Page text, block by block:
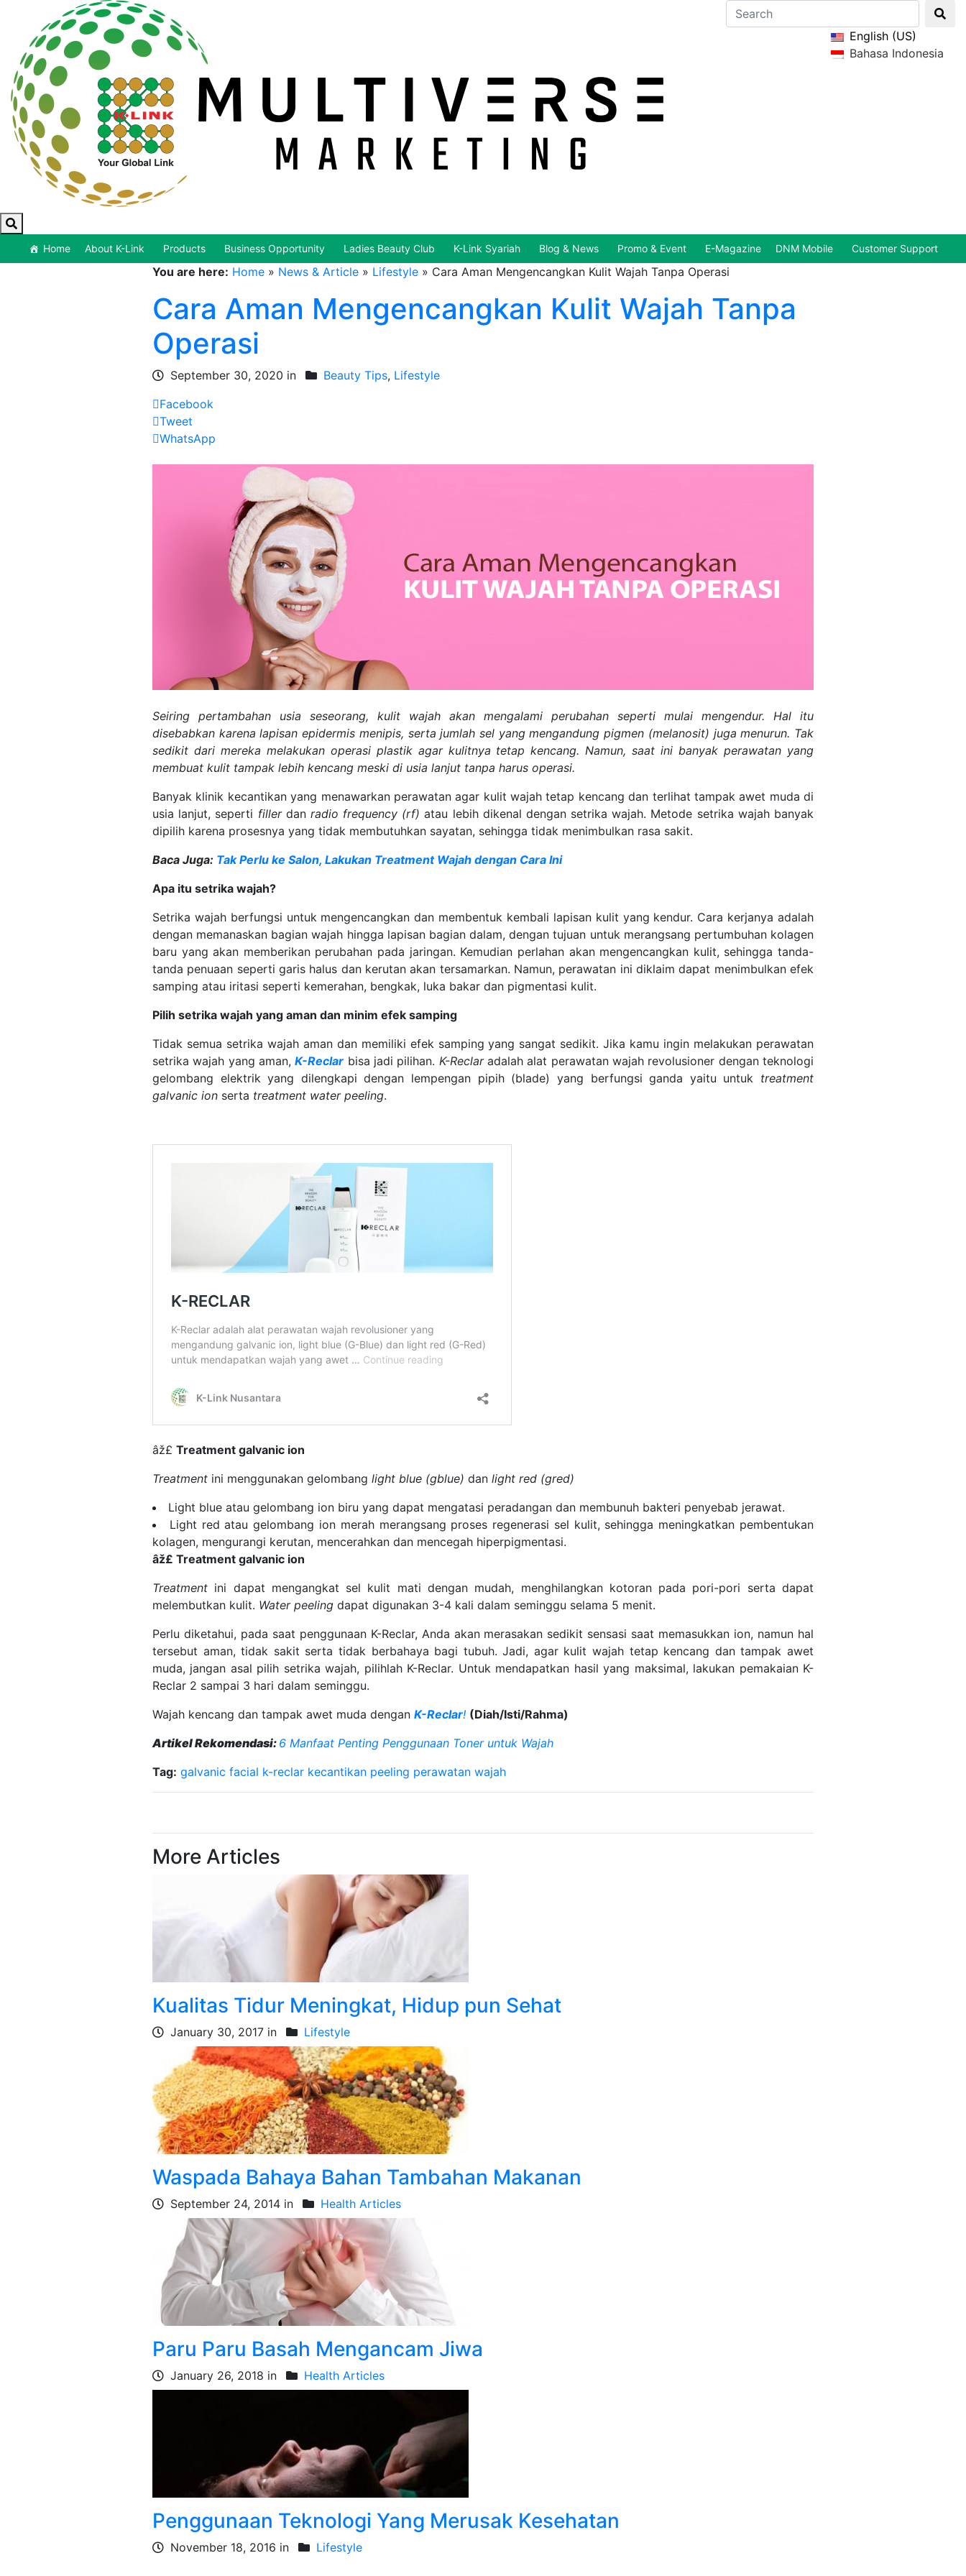
English (US)
Bahasa Indonesia
Home About K-Link Products Business Opportunity Ladies Beauty Club K-Link Syariah Blog & News Promo & Event E-Magazine DNM Mobile Customer Support
You are here: Home » News & Article » Lifestyle » Cara Aman Mengencangkan Kulit Wajah Tanpa Operasi
Cara Aman Mengencangkan Kulit Wajah Tanpa
Operasi
September 30, 2020 in Beauty Tips, Lifestyle
Facebook
Tweet
WhatsApp
Seiring pertambahan usia seseorang, kulit wajah akan mengalami perubahan seperti mulai mengendur. Hal itu
disebabkan karena lapisan epidermis menipis, serta jumlah sel yang mengandung pigmen (melanosit) juga menurun. Tak
sedikit dari mereka melakukan operasi plastik agar kulitnya tetap kencang. Namun, saat ini banyak perawatan yang
membuat kulit tampak lebih kencang meski di usia lanjut tanpa harus operasi.
Banyak klinik kecantikan yang menawarkan perawatan agar kulit wajah tetap kencang dan terlihat tampak awet muda di
usia lanjut, seperti fillerdan radio frequency (rf)atau lebih dikenal dengan setrika wajah. Metode setrika wajah banyak
dipilih karena prosesnya yang tidak membutuhkan sayatan, sehingga tidak menimbulkan rasa sakit.
Baca Juga: Tak Perlu ke Salon, Lakukan Treatment Wajah dengan Cara Ini
Apa itu setrika wajah?
Setrika wajah berfungsi untuk mengencangkan dan membentuk kembali lapisan kulit yang kendur. Cara kerjanya adalah
dengan memanaskan bagian wajah hingga lapisan bagian dalam, dengan tujuan untuk merangsang pertumbuhan kolagen
baru yang akan memberikan perubahan pada jaringan. Kemudian perlahan akan mengencangkan kulit, sehingga tanda-
tanda penuaan seperti garis halus dan kerutan akan tersamarkan. Namun, perawatan ini diklaim dapat menimbulkan efek
samping atau iritasi seperti kemerahan, bengkak, luka bakar dan pigmentasi kulit.
Pilih setrika wajah yang aman dan minim efek samping
Tidak semua setrika wajah aman dan memiliki efek samping yang sangat sedikit. Jika kamu ingin melakukan perawatan
setrika wajah yang aman,K-Reclar bisa jadi pilihan. K-Reclaradalah alat perawatan wajah revolusioner dengan teknologi
gelombang elektrik yang dilengkapi dengan lempengan pipih (blade) yang berfungsi ganda yaitu untuk treatment
galvanic ion serta treatment water peeling.
âž£ Treatment galvanic ion
Treatment ini menggunakan gelombang light blue (gblue) dan light red (gred)
Light blue atau gelombang ion biru yang dapat mengatasi peradangan dan membunuh bakteri penyebab jerawat.
Light red atau gelombang ion merah merangsang proses regenerasi sel kulit, sehingga meningkatkan pembentukan
kolagen, mengurangi kerutan, mencerahkan dan mencegah hiperpigmentasi.
âž£ Treatment galvanic ion
Treatment ini dapat mengangkat sel kulit mati dengan mudah, menghilangkan kotoran pada pori-pori serta dapat
melembutkan kulit. Water peeling dapat digunakan 3-4 kali dalam seminggu selama 5 menit.
Perlu diketahui, pada saat penggunaan K-Reclar, Anda akan merasakan sedikit sensasi saat memasukkan ion, namun hal
tersebut aman, tidak sakit serta tidak berbahaya bagi tubuh. Jadi, agar kulit wajah tetap kencang dan tampak awet
muda, jangan asal pilih setrika wajah, pilihlah K-Reclar. Untuk mendapatkan hasil yang maksimal, lakukan pemakaian K-
Reclar 2 sampai 3 hari dalam seminggu.
Wajah kencang dan tampak awet muda dengan K-Reclar! (Diah/Isti/Rahma)
Artikel Rekomendasi: 6 Manfaat Penting Penggunaan Toner untuk Wajah
Tag: galvanic facial k-reclar kecantikan peeling perawatan wajah
More Articles
Kualitas Tidur Meningkat, Hidup pun Sehat
January 30, 2017 in Lifestyle
Waspada Bahaya Bahan Tambahan Makanan
September 24, 2014 in Health Articles
Paru Paru Basah Mengancam Jiwa
January 26, 2018 in Health Articles
Penggunaan Teknologi Yang Merusak Kesehatan
November 18, 2016 in Lifestyle